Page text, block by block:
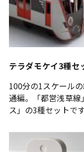
テラダモケイ3種セ
100分の1スケール
通編。「都営浅草
ス」の3種セットです